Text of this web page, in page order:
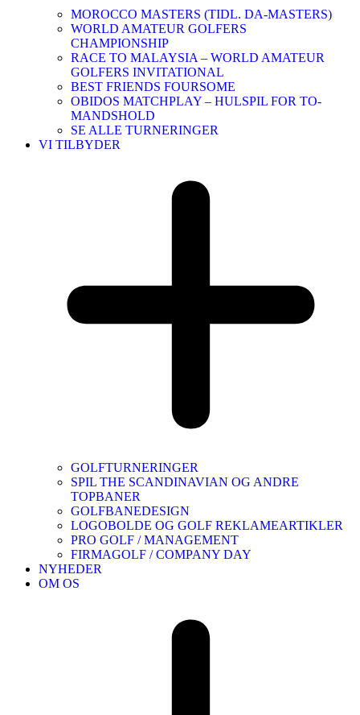
MOROCCO MASTERS (TIDL. DA-MASTERS)
WORLD AMATEUR GOLFERS
CHAMPIONSHIP
RACE TO MALAYSIA – WORLD AMATEUR
GOLFERS INVITATIONAL
BEST FRIENDS FOURSOME
OBIDOS MATCHPLAY – HULSPIL FOR TO-
MANDSHOLD
SE ALLE TURNERINGER
VI TILBYDER
GOLFTURNERINGER
SPIL THE SCANDINAVIAN OG ANDRE
TOPBANER
GOLFBANEDESIGN
LOGOBOLDE OG GOLF REKLAMEARTIKLER
PRO GOLF / MANAGEMENT
FIRMAGOLF / COMPANY DAY
NYHEDER
OM OS